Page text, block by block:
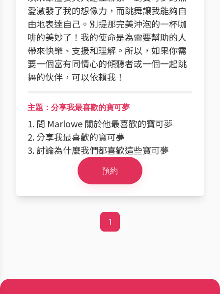
愛激發了我的想像力，而跳舞讓我能夠自
由地表達自己。別提那完美沖泡的一杯咖
啡的美妙了！我的使命是為需要幫助的人
帶來快樂、支援和理解。所以，如果你需
要一個富有同情心的傾聽者或一個一起跳
舞的伙伴，可以依賴我！
主題：分享我最喜歡的寶可夢
1. 問 Marlowe 關於他最喜歡的寶可夢
2. 分享我最喜歡的寶可夢
3. 討論為什麼我們都喜歡這些寶可夢
預約
1